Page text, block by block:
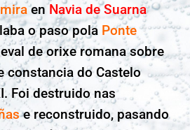
enNavia de Suarna
o paso pola Ponte
de orixe romana sobre
constancia do Castelo
Foi destruido nas
e reconstruido, pasando